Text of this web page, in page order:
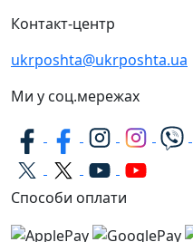
Контакт-центр
ukrposhta@ukrposhta.ua
Ми у соц.мережах
Способи оплати